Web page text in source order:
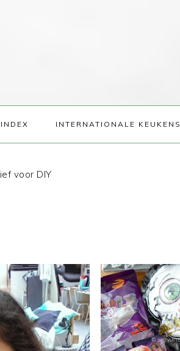
INTERNATIONALE KEUKENS
voor DIY